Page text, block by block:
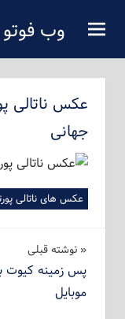
محتوای
اصلی
وب فوتو
عکس ناتالی
جهانی
عکس های ناتالی
راهبری
نوشته
نوشته‌ قبلی
پس زمینه کیوت
موبایل